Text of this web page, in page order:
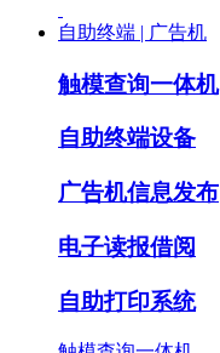
自助终端 | 广告机
触模查询一体机
自助终端设备
广告机信息发布
电子读报借阅
自助打印系统